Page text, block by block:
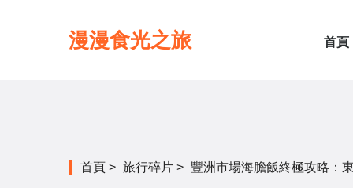
漫漫食光之旅 首頁
首頁 > 旅行碎片 > 豐洲市場海膽飯終極攻略：